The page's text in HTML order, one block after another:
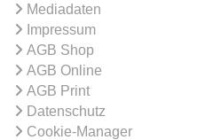
Mediadaten
Impressum
AGB Shop
AGB Online
AGB Print
Datenschutz
Cookie-Manager